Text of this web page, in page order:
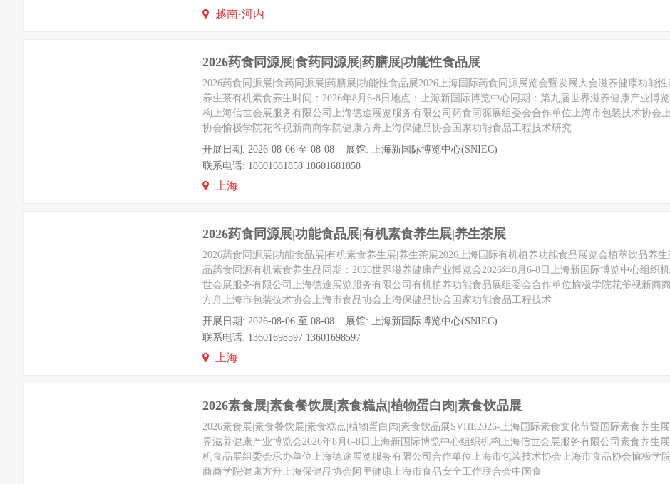
越南·河内
2026药食同源展|食药同源展|药膳展|功能性食品展
2026药食同源展|食药同源展|药膳展|功能性食品展2026上海国际药食同源展览会暨发展大会滋养健康功能
养生茶有机素食养生时间：2026年8月6-8日地点：上海新国际博览中心同期：第九届世界滋养健康产业博
构上海信世会展服务有限公司上海德途展览服务有限公司药食同源展组委会合作单位上海市包装技术协会
协会愉极学院花爷视新商商学院健康方舟上海保健品协会国家功能食品工程技术研究
开展日期: 2026-08-06 至 08-08 展馆: 上海新国际博览中心(SNIEC)
联系电话: 18601681858 18601681858
上海
2026药食同源展|功能食品展|有机素食养生展|养生茶展
2026药食同源展|功能食品展|有机素食养生展|养生茶展2026上海国际有机植养功能食品展览会植萃饮品养
品药食同源有机素食养生品同期：2026世界滋养健康产业博览会2026年8月6-8日上海新国际博览中心组织
世会展服务有限公司上海德途展览服务有限公司有机植养功能食品展组委会合作单位愉极学院花爷视新商
方舟上海市包装技术协会上海市食品协会上海保健品协会国家功能食品工程技术
开展日期: 2026-08-06 至 08-08 展馆: 上海新国际博览中心(SNIEC)
联系电话: 13601698597 13601698597
上海
2026素食展|素食餐饮展|素食糕点|植物蛋白肉|素食饮品展
2026素食展|素食餐饮展|素食糕点|植物蛋白肉|素食饮品展SVHE2026-上海国际素食文化节暨国际素食养生
界滋养健康产业博览会2026年8月6-8日上海新国际博览中心组织机构上海信世会展服务有限公司素食养生
机食品展组委会承办单位上海德途展览服务有限公司合作单位上海市包装技术协会上海市食品协会愉极学
商商学院健康方舟上海保健品协会阿里健康上海市食品安全工作联合会中国食